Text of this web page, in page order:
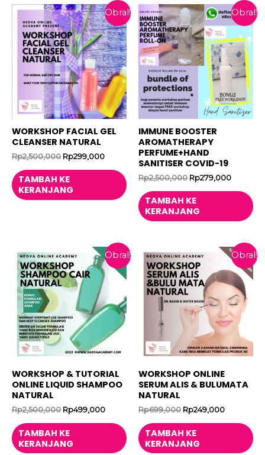
Obral!
WORKSHOP FACIAL GEL
CLEANSER NATURAL
Rp2,500,000 Harga
adalah:
Rp2,500,000.
Rp299,000Harga
adalah:
Rp299,000.
TAMBAH KE
KERANJANG
Obral!
IMMUNE BOOSTER
AROMATHERAPY
PERFUME+HAND
SANITISER COVID-19
Rp2,500,000 Harga
adalah:
Rp2,500,000.
Rp279,000Harga
adalah:
TAMBAH KE
KERANJANG
Obral!
WORKSHOP & TUTORIAL
ONLINE LIQUID SHAMPOO
NATURAL
Rp2,500,000 Harga
adalah:
Rp2,500,000.
Rp499,000Harga
adalah:
Rp499,000.
TAMBAH KE
KERANJANG
Obral!
WORKSHOP ONLINE
SERUM ALIS & BULUMATA
NATURAL
Rp699,000 Harga
adalah:
Rp699,000.
Rp249,000Harga
TAMBAH KE
KERANJANG